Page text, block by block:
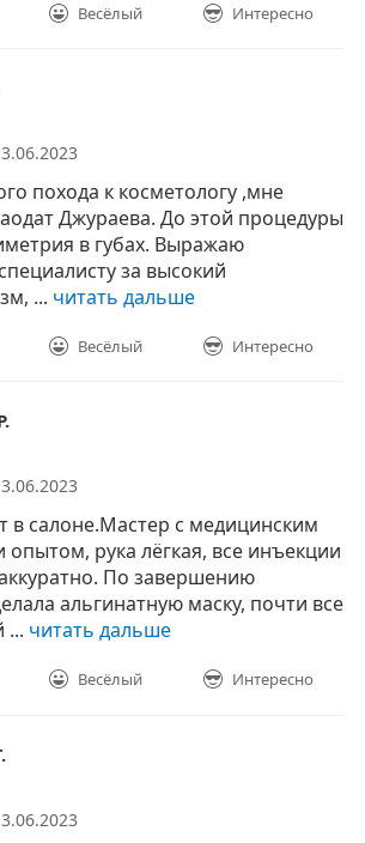
Весёлый Интересно
похода к косметологу ,мне
Джураева. До этой процедуры
в губах. Выражаю
за высокий
... читать дальше
Весёлый Интересно
в салоне.Мастер с медицинским
рука лёгкая, все инъекции
По завершению
альгинатную маску, почти все
... читать дальше
Весёлый Интересно